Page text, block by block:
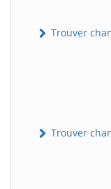
Trouver
Trouver